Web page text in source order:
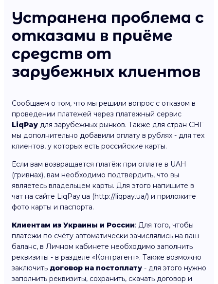
Устранена проблема с
отказами в приёме
средств от
зарубежных клиентов
Сообщаем о том, что мы решили вопрос с отказом в
проведении платежей через платежный сервис
LiqPay для зарубежных рынков. Также для стран СНГ
мы дополнительно добавили оплату в рублях - для тех
клиентов, у которых есть российские карты.
Если вам возвращается платёж при оплате в UAH
(гривнах), вам необходимо подтвердить, что вы
являетесь владельцем карты. Для этого напишите в
чат на сайте LiqPay.ua (http://liqpay.ua/) и приложите
фото карты и паспорта.
Клиентам из Украины и России: Для того, чтобы
платежи по счёту автоматически зачислялись на ваш
баланс, в Личном кабинете необходимо заполнить
реквизиты - в разделе «Контрагент». Также возможно
заключить договор на постоплату - для этого нужно
заполнить реквизиты, сохранить, скачать договор и